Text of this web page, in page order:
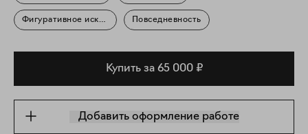
Фигуративное искусство Повседневность
Купить за 65 000 ₽
Добавить оформление работе